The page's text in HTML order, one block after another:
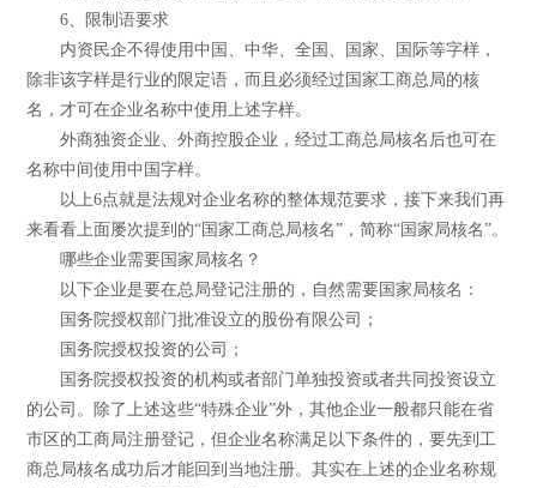
6、限制语要求
内资民企不得使用中国、中华、全国、国家、国际等字样，
除非该字样是行业的限定语，而且必须经过国家工商总局的核
名，才可在企业名称中使用上述字样。
外商独资企业、外商控股企业，经过工商总局核名后也可在
名称中间使用中国字样。
以上6点就是法规对企业名称的整体规范要求，接下来我们再
来看看上面屡次提到的“国家工商总局核名”，简称“国家局核名”。
哪些企业需要国家局核名？
以下企业是要在总局登记注册的，自然需要国家局核名：
国务院授权部门批准设立的股份有限公司；
国务院授权投资的公司；
国务院授权投资的机构或者部门单独投资或者共同投资设立
的公司。除了上述这些“特殊企业”外，其他企业一般都只能在省
市区的工商局注册登记，但企业名称满足以下条件的，要先到工
商总局核名成功后才能回到当地注册。其实在上述的企业名称规